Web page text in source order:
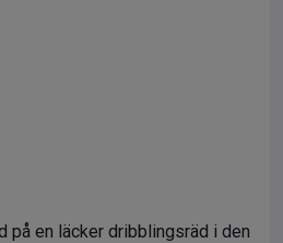
på en läcker dribblingsräd i den